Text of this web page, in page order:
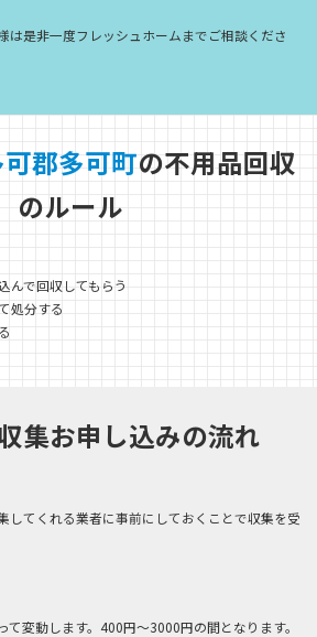
は是非一度フレッシュホームまでご相談くださ
可郡多可町の不用品回収
のルール
んで回収してもらう
処分する
集お申し込みの流れ
してくれる業者に事前にしておくことで収集を受
変動します。400円～3000円の間となります。